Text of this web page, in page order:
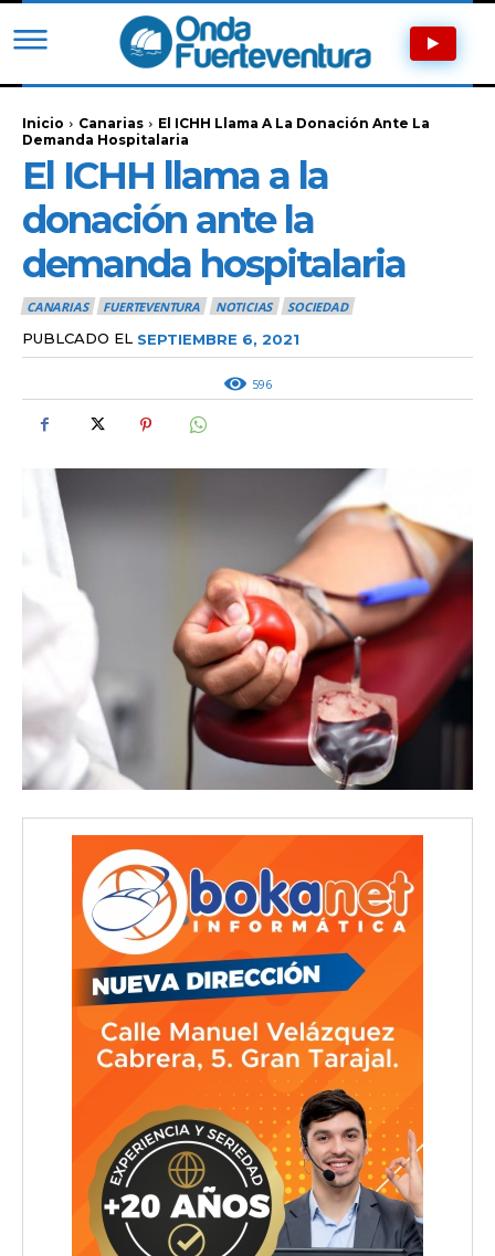
Inicio Canarias
El ICHH Llama A La Donación Ante La
Demanda Hospitalaria
El ICHH llama a la
donación ante la
demanda hospitalaria
CANARIAS FUERTEVENTURA NOTICIAS SOCIEDAD
PUBLCADO EL SEPTIEMBRE 6, 2021
596